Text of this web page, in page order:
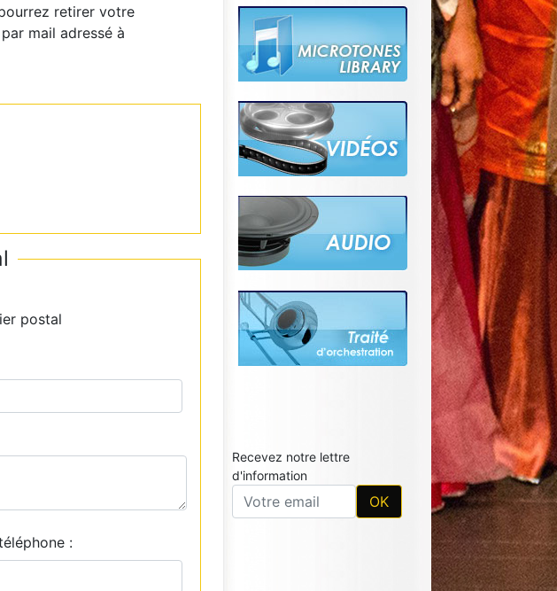
retirer votre
mail adressé à
postal
:
Recevez notre lettre
d'information